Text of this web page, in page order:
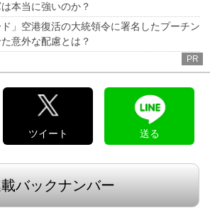
本当に強いのか？
ド」空港復活の大統領令に署名したプーチン
意外な配慮とは？
PR
ツイート 送る
バックナンバー